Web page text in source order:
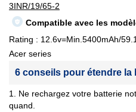
3INR/19/65-2
Compatible avec les
Rating : 12.6v=Min.5400mAh/
Acer series
6 conseils pour étendre la
1. Ne rechargez votre batterie
quand.